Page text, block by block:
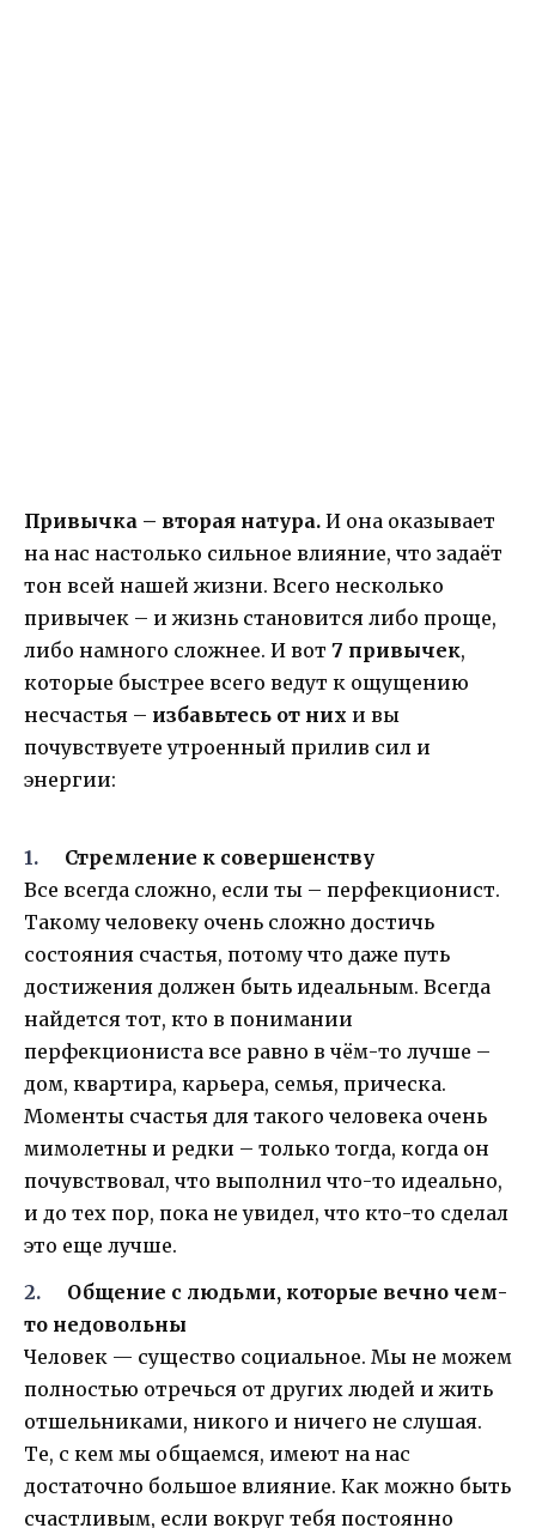
Привычка – вторая натура. И она оказывает
на нас настолько сильное влияние, что задаёт
тон всей нашей жизни. Всего несколько
привычек – и жизнь становится либо проще,
либо намного сложнее. И вот 7 привычек,
которые быстрее всего ведут к ощущению
несчастья – избавьтесь от них и вы
почувствуете утроенный прилив сил и
энергии:
Стремление к совершенству
Все всегда сложно, если ты – перфекционист.
Такому человеку очень сложно достичь
состояния счастья, потому что даже путь
достижения должен быть идеальным. Всегда
найдется тот, кто в понимании
перфекциониста все равно в чём-то лучше –
дом, квартира, карьера, семья, прическа.
Моменты счастья для такого человека очень
мимолетны и редки – только тогда, когда он
почувствовал, что выполнил что-то идеально,
и до тех пор, пока не увидел, что кто-то сделал
это еще лучше.
Общение с людьми, которые вечно чем-
то недовольны
Человек — существо социальное. Мы не можем
полностью отречься от других людей и жить
отшельниками, никого и ничего не слушая.
Те, с кем мы общаемся, имеют на нас
достаточно большое влияние. Как можно быть
счастливым, если вокруг тебя постоянно